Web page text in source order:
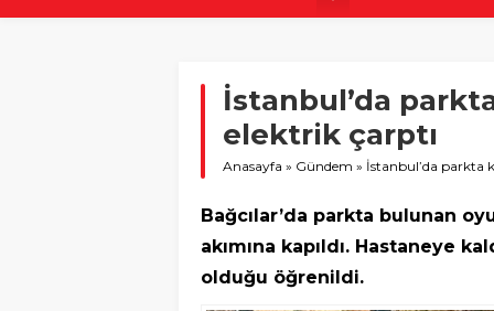
Villa yapmak için
güzel bir evimiz
Ekmek indirirken
‘Üstümden
Van Gölü’nün
İstanbul’da
elektrik çarptı
Anasayfa » Gündem » İstanbul’da parkta
Bağcılar’da parkta bulunan
akımına kapıldı. Hastaneye
olduğu öğrenildi.